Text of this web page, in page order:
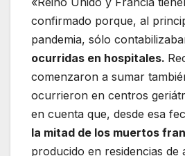
confirmado porque, al
pandemia, sólo
ocurridas en hospitales.
comenzaron a sumar
ocurrieron en centros
en cuenta que, desde esa
la mitad de los muertos
producido en residencias de